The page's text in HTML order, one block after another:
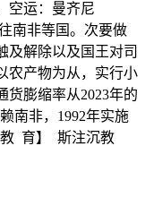
空运：曼齐尼
南非等国。次要做
及解除以及国王对司
农产物为从，实行小
货膨缩率从2023年的
南非，1992年实施
教 育】 斯注沉教